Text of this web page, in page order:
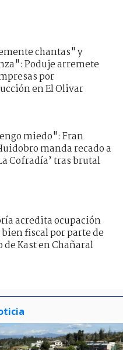
chantas" y
Poduje arremete
por
en El Olivar
miedo": Fran
manda recado a
Cofradía’ tras brutal
acredita ocupación
fiscal por parte de
de Kast en Chañaral